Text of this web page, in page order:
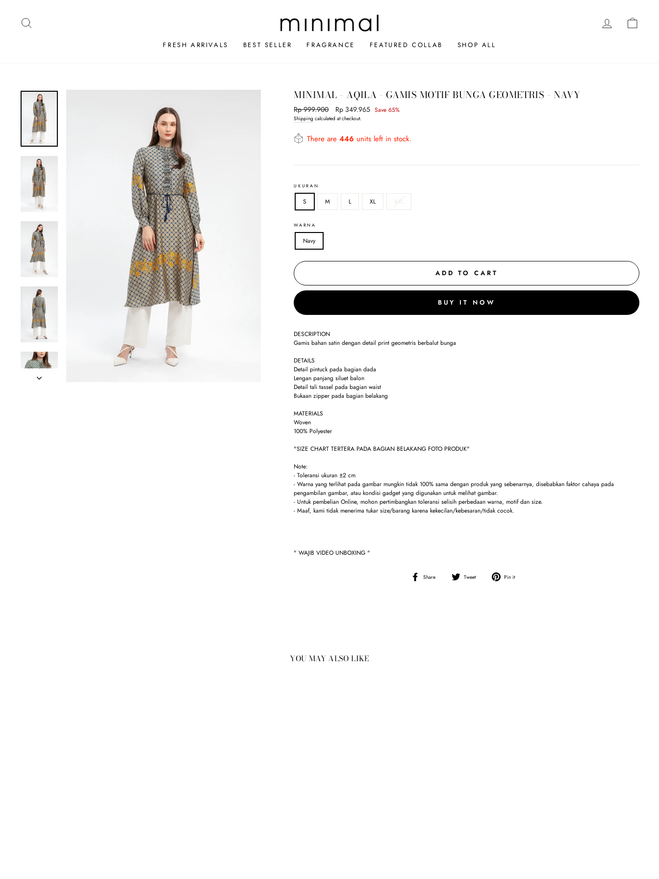
LOG IN
FRESH ARRIVALS BEST SELLER FRAGRANCE FEATURED COLLAB SHOP ALL
MINIMAL - AQILA - GAMIS MOTIF BUNGA GEOMETRIS - NAVY
Regular
price
Rp 999.900
Sale
price
Rp 349.965 Save 65%
Shipping calculated at checkout.
There are446 units left in stock.
UKURAN
S M L XL XXL
WARNA
Navy
ADD TO CART
BUY IT NOW
DESCRIPTION
Gamis bahan satin dengan detail print geometris berbalut bunga
DETAILS
Detail pintuck pada bagian dada
Lengan panjang siluet balon
Detail tali tassel pada bagian waist
Bukaan zipper pada bagian belakang
MATERIALS
Woven
100% Polyester
"SIZE CHART TERTERA PADA BAGIAN BELAKANG FOTO PRODUK"
Note:
- Toleransi ukuran ±2 cm
- Warna yang terlihat pada gambar mungkin tidak 100% sama dengan produk yang sebenarnya, disebabkan faktor cahaya pada
pengambilan gambar, atau kondisi gadget yang digunakan untuk melihat gambar.
- Untuk pembelian Online, mohon pertimbangkan toleransi selisih perbedaan warna, motif dan size.
- Maaf, kami tidak menerima tukar size/barang karena kekecilan/kebesaran/tidak cocok.
" WAJIB VIDEO UNBOXING "
Share
Share
Tweet
Tweet
Pin it
YOU MAY ALSO LIKE